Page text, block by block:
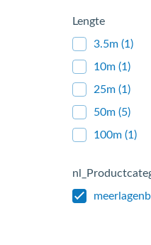
Lengte
3.5m (1)
10m (1)
25m (1)
50m (5)
100m (1)